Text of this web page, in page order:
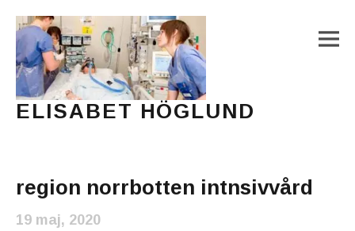
ELISABET HÖGLUND
region norrbotten intnsivvård
19 maj, 2020